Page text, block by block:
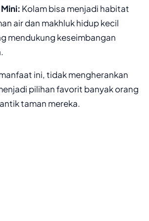
Kolam bisa menjadi habitat
air dan makhluk hidup kecil
mendukung keseimbangan
ini, tidak mengherankan
pilihan favorit banyak orang
taman mereka.